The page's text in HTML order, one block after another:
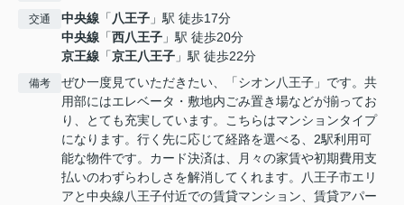
交通 中央線 「八王子 」駅 徒歩17分
中央線 「西八王子 」駅 徒歩20分
京王線 「京王八王子 」駅 徒歩22分
備考
ぜひ一度見ていただきたい、「シオン八王子」です。共
用部にはエレベータ・敷地内ごみ置き場などが揃ってお
り、とても充実しています。こちらはマンションタイプ
になります。行く先に応じて経路を選べる、2駅利用可
能な物件です。カード決済は、月々の家賃や初期費用支
払いのわずらわしさを解消してくれます。八王子市エリ
アと中央線八王子付近での賃貸マンション、賃貸アパー